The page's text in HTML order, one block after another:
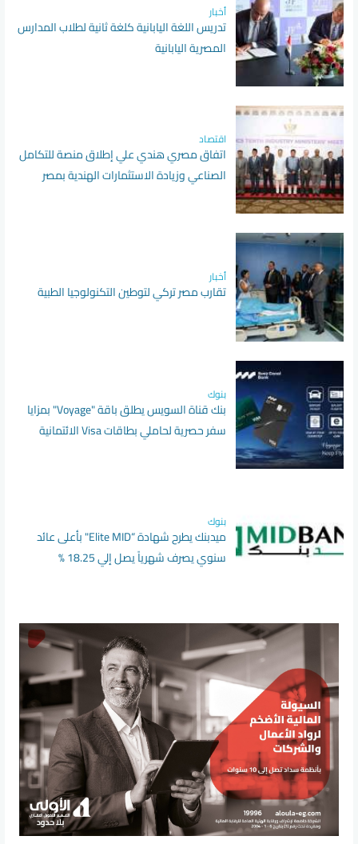
أخبار
تدريس اللغة اليابانية كلغة ثانية لطلاب المدارس
المصرية اليابانية
اقتصاد
اتفاق مصري هندي علي إطلاق منصة للتكامل
الصناعي وزيادة الاستثمارات الهندية بمصر
أخبار
تقارب مصر تركي لتوطين التكنولوجيا الطبية
بنوك
بنك قناة السويس يطلق باقة "Voyage" بمزايا
سفر حصرية لحاملي بطاقات Visa الائتمانية
بنوك
ميدبنك يطرح شهادة “Elite MID" بأعلى عائد
سنوي يصرف شهرياً يصل إلي 18.25 %